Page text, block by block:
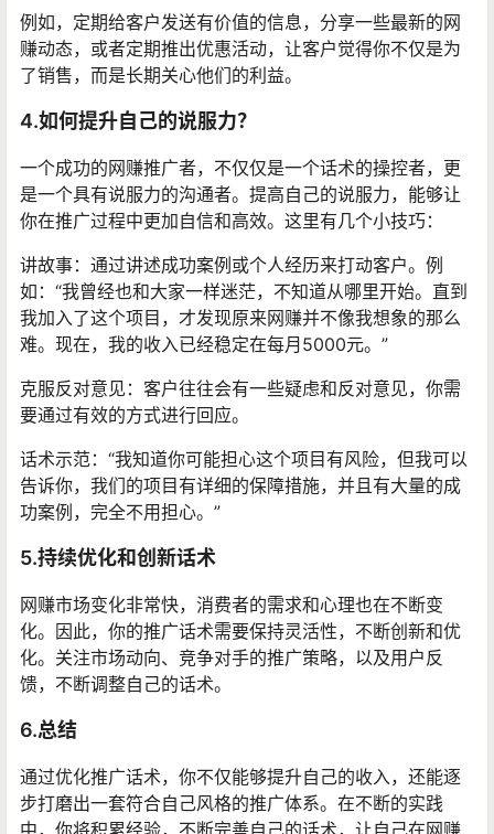
例如，定期给客户发送有价值的信息，分享一些最新的网
赚动态，或者定期推出优惠活动，让客户觉得你不仅是为
了销售，而是长期关心他们的利益。
4.如何提升自己的说服力？
一个成功的网赚推广者，不仅仅是一个话术的操控者，更
是一个具有说服力的沟通者。提高自己的说服力，能够让
你在推广过程中更加自信和高效。这里有几个小技巧：
讲故事：通过讲述成功案例或个人经历来打动客户。例
如：“我曾经也和大家一样迷茫，不知道从哪里开始。直到
我加入了这个项目，才发现原来网赚并不像我想象的那么
难。现在，我的收入已经稳定在每月5000元。”
克服反对意见：客户往往会有一些疑虑和反对意见，你需
要通过有效的方式进行回应。
话术示范：“我知道你可能担心这个项目有风险，但我可以
告诉你，我们的项目有详细的保障措施，并且有大量的成
功案例，完全不用担心。”
5.持续优化和创新话术
网赚市场变化非常快，消费者的需求和心理也在不断变
化。因此，你的推广话术需要保持灵活性，不断创新和优
化。关注市场动向、竞争对手的推广策略，以及用户反
馈，不断调整自己的话术。
6.总结
通过优化推广话术，你不仅能够提升自己的收入，还能逐
步打磨出一套符合自己风格的推广体系。在不断的实践